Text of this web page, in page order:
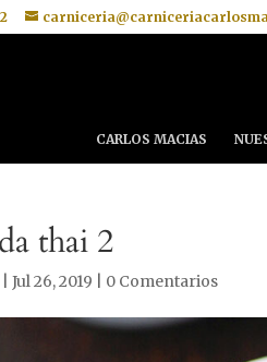
CARLOS MACIAS
thai 2
|Jul 26, 2019 0 Comentarios